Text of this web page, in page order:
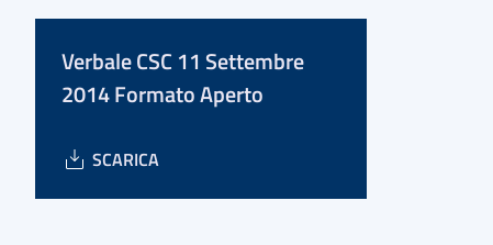
Verbale CSC 11 Settembre
2014 Formato Aperto
SCARICA